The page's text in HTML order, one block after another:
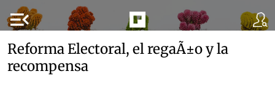
menu_open
Reforma Electoral, el regaÃ±o y la
recompensa